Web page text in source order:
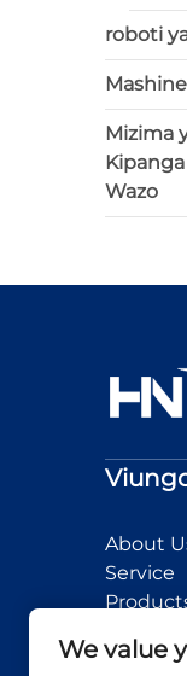
roboti
Mizima
Wazo
About
Service
We value